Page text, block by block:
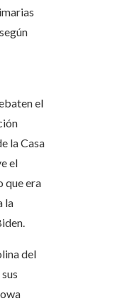
el
la Casa
el
que era
la
del